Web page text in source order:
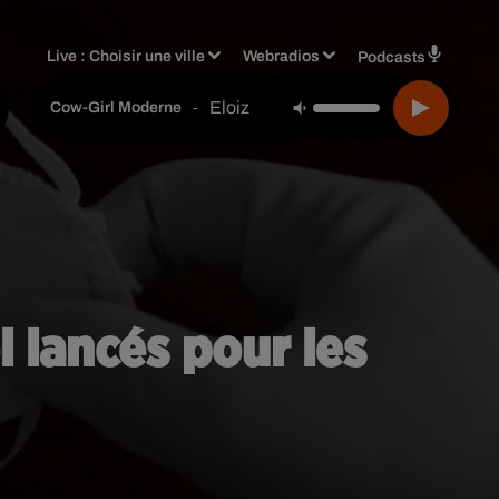
Live :Choisir une ville Webradios Podcasts
Cow-Girl Moderne - Eloiz
lancés pour les